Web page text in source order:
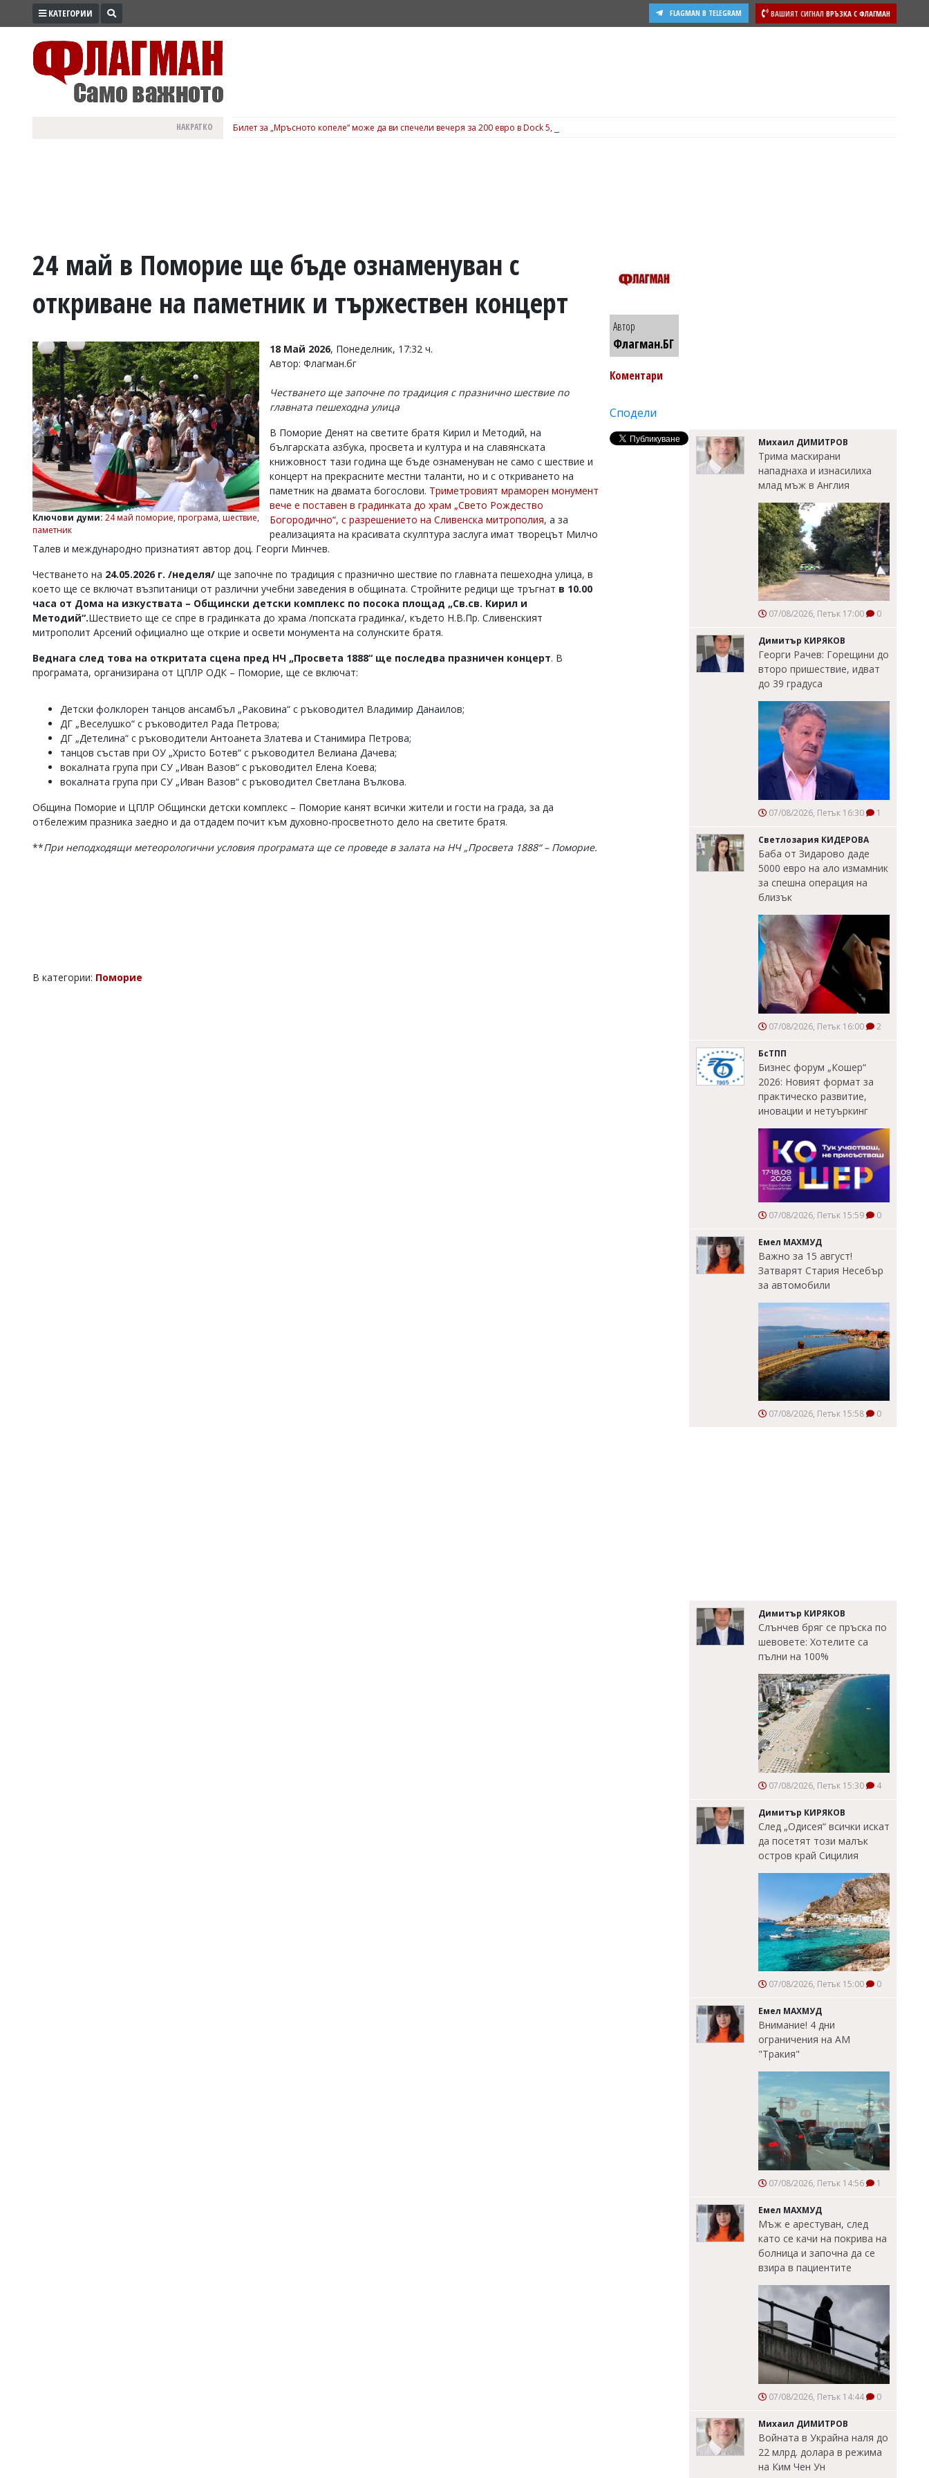
ПРОМО
ВОЙНАТА
УКРАЙНА
РАЗСЛЕДВАНЕ
БИЗНЕС
Управители:
Веселин
Василев,
v.vasilev@flagman.bg
Касабова,
k.kassabova@flagman.bg
Главен
Колев,
office@flagman.bg
Коментарите
статиите
читателите
редакцията
отговорност
откриете
КАТЕГОРИИ ВАШИЯТ СИГНАЛ ВРЪЗКА С ФЛАГМАН
FLAGMAN В TELEGRAM
НАКРАТКО Билет за „Мръсното копеле“ може да ви спечели вечеря за 200 евро в Dock 5, вижте подробности
24 май в Поморие ще бъде ознаменуван с
откриване на паметник и тържествен концерт
Ключови думи: 24 май поморие, програма, шествие,
паметник
18 Май 2026, Понеделник, 17:32 ч.
Автор: Флагман.бг
Честването ще започне по традиция с празнично шествие по
главната пешеходна улица
В Поморие Денят на светите братя Кирил и Методий, на
българската азбука, просвета и култура и на славянската
книжовност тази година ще бъде ознаменуван не само с шествие и
концерт на прекрасните местни таланти, но и с откриването на
паметник на двамата богослови. Триметровият мраморен монумент
вече е поставен в градинката до храм „Свето Рождество
Богородично“, с разрешението на Сливенска митрополия, а за
реализацията на красивата скулптура заслуга имат творецът Милчо
Талев и международно признатият автор доц. Георги Минчев.
Честването на 24.05.2026 г. /неделя/ ще започне по традиция с празнично шествие по главната пешеходна улица, в
което ще се включат възпитаници от различни учебни заведения в общината. Стройните редици ще тръгнат в 10.00
часа от Дома на изкуствата – Общински детски комплекс по посока площад „Св.св. Кирил и
Методий“.Шествието ще се спре в градинката до храма /попската градинка/, където Н.В.Пр. Сливенският
митрополит Арсений официално ще открие и освети монумента на солунските братя.
Веднага след това на откритата сцена пред НЧ „Просвета 1888“ ще последва празничен концерт. В
програмата, организирана от ЦПЛР ОДК – Поморие, ще се включат:
Детски фолклорен танцов ансамбъл „Раковина“ с ръководител Владимир Данаилов;
ДГ „Веселушко“ с ръководител Рада Петрова;
ДГ „Детелина“ с ръководители Антоанета Златева и Станимира Петрова;
танцов състав при ОУ „Христо Ботев“ с ръководител Велиана Дачева;
вокалната група при СУ „Иван Вазов“ с ръководител Елена Коева;
вокалната група при СУ „Иван Вазов“ с ръководител Светлана Вълкова.
Община Поморие и ЦПЛР Общински детски комплекс – Поморие канят всички жители и гости на града, за да
отбележим празника заедно и да отдадем почит към духовно-просветното дело на светите братя.
**При неподходящи метеорологични условия програмата ще се проведе в залата на НЧ „Просвета 1888“ – Поморие.
В категории: Поморие
Автор
Флагман.БГ
Коментари
Сподели
Михаил ДИМИТРОВ
Трима маскирани
нападнаха и изнасилиха
млад мъж в Англия
07/08/2026, Петък 17:00 0
Димитър КИРЯКОВ
Георги Рачев: Горещини до
второ пришествие, идват
до 39 градуса
07/08/2026, Петък 16:30 1
Светлозария КИДЕРОВА
Баба от Зидарово даде
5000 евро на ало измамник
за спешна операция на
близък
07/08/2026, Петък 16:00 2
БсТПП
Бизнес форум „Кошер“
2026: Новият формат за
практическо развитие,
иновации и нетуъркинг
07/08/2026, Петък 15:59 0
Емел МАХМУД
Важно за 15 август!
Затварят Стария Несебър
за автомобили
07/08/2026, Петък 15:58 0
Димитър КИРЯКОВ
Слънчев бряг се пръска по
шевовете: Хотелите са
пълни на 100%
07/08/2026, Петък 15:30 4
Димитър КИРЯКОВ
След „Одисея“ всички искат
да посетят този малък
остров край Сицилия
07/08/2026, Петък 15:00 0
Емел МАХМУД
Внимание! 4 дни
ограничения на АМ
"Тракия"
07/08/2026, Петък 14:56 1
Емел МАХМУД
Мъж е арестуван, след
като се качи на покрива на
болница и започна да се
взира в пациентите
07/08/2026, Петък 14:44 0
Михаил ДИМИТРОВ
Войната в Украйна наля до
22 млрд. долара в режима
на Ким Чен Ун